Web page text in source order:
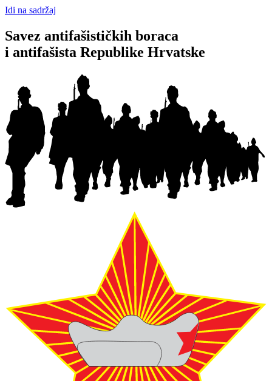
Idi na sadržaj
Savez antifašističkih boraca
i antifašista Republike Hrvatske